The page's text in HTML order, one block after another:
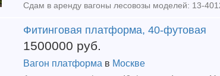
Сдам в аренду вагоны лесовозы моделей: 13-
Фитинговая платформа, 40-футовая
1500000 руб.
Вагон платформа в Москве